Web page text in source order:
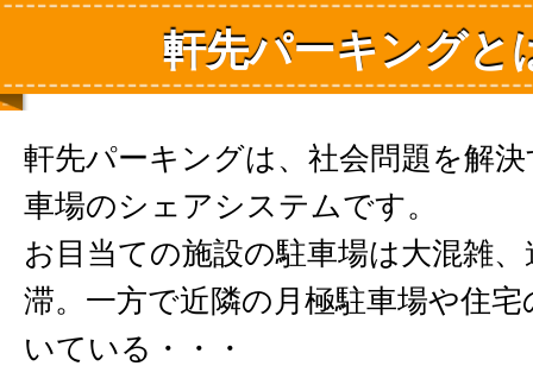
軒先パーキングと
軒先パーキングは、社会問題を解
車場のシェアシステムです。
お目当ての施設の駐車場は大混雑
滞。一方で近隣の月極駐車場や住
いている・・・